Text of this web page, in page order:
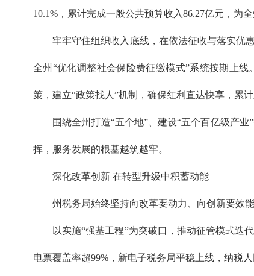
10.1%，累计完成一般公共预算收入86.27亿元，为
牢牢守住组织收入底线，在依法征收与落实优惠
全州“优化调整社会保险费征缴模式”系统按期上
策，建立“政策找人”机制，确保红利直达快享，累
围绕全州打造“五个地”、建设“五个百亿级产业”
挥，服务发展的根基越筑越牢。
深化改革创新 在转型升级中积蓄动能
州税务局始终坚持向改革要动力、向创新要效能
以实施“强基工程”为突破口，推动征管模式迭代
电票覆盖率超99%，新电子税务局平稳上线，纳税